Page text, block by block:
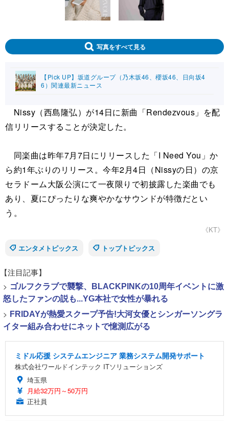
写真をすべて見る
【Pick UP】坂道グループ（乃木坂46、櫻坂46、日向坂4
6）関連最新ニュース
Nissy（西島隆弘）が14日に新曲「Rendezvous」を配
信リリースすることが決定した。
同楽曲は昨年7月7日にリリースした「I Need You」か
ら約1年ぶりのリリース。今年2月4日（Nissyの日）の京
セラドーム大阪公演にて一夜限りで初披露した楽曲でも
あり、夏にぴったりな爽やかなサウンドが特徴だとい
う。
《KT》
エンタメトピックス
トップトピックス
【注目記事】
> ゴルフクラブで襲撃、BLACKPINKの10周年イベントに激
怒したファンの説も...YG本社で女性が暴れる
> FRIDAYが熱愛スクープ予告!大河女優とシンガーソングラ
イター組み合わせにネットで憶測広がる
ミドル応援 システムエンジニア 業務システム開発サポート
株式会社ワールドインテック ITソリューションズ
埼玉県
月給32万円～50万円
正社員